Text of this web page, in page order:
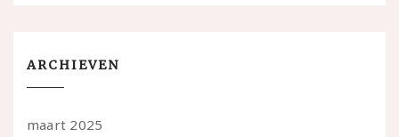
ARCHIEVEN
maart 2025